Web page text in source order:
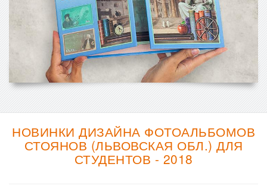
НОВИНКИ ДИЗАЙНА ФОТОАЛЬБОМОВ
СТОЯНОВ (ЛЬВОВСКАЯ ОБЛ.) ДЛЯ
СТУДЕНТОВ - 2018